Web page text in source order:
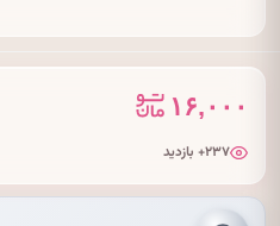
۱۶,۰۰۰
۲۳۷+ بازدید